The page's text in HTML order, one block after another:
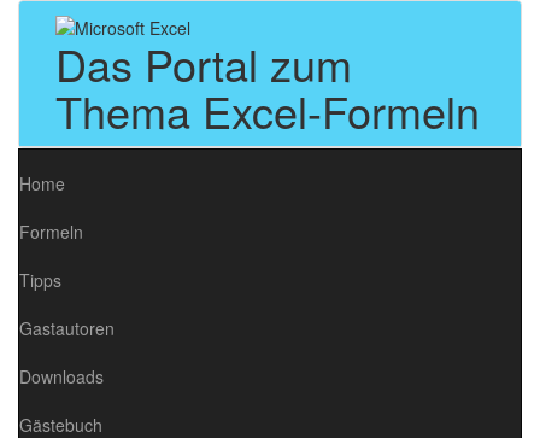
Das Portal zum
Thema Excel-Formeln
Home
Formeln
Tipps
Gastautoren
Downloads
Gästebuch